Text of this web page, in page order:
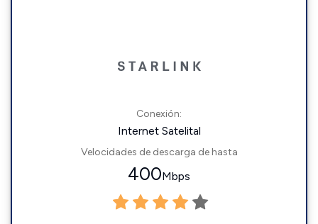
Conexión:
Internet Satelital
Velocidades de descarga de hasta
400Mbps